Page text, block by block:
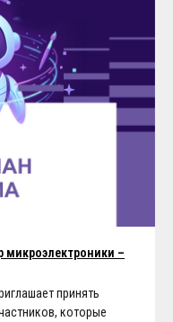
–
принять
которые